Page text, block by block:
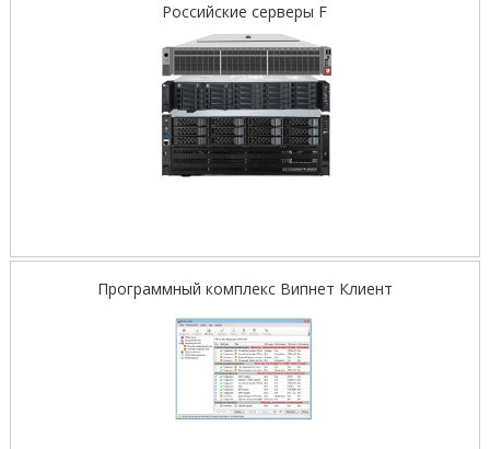
Российские серверы F
Программный комплекс Випнет Клиент